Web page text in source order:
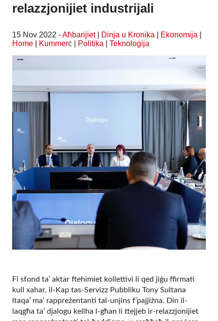
relazzjonijiet industrijali
15 Nov 2022 -Aħbarijiet| Dinja u Kronika Ekonomija
Home
Kummerċ Politika Teknoloġija
Fi sfond ta’ aktar ftehimiet kollettivi li qed jiġu ffirmati
kull xahar, il-Kap tas-Servizz Pubbliku Tony Sultana
ltaqa’ ma’ rappreżentanti tal-unjins f’pajjiżna. Din il-
laqgħa ta’ djalogu kellha l-għan li ttejjeb ir-relazzjonijiet